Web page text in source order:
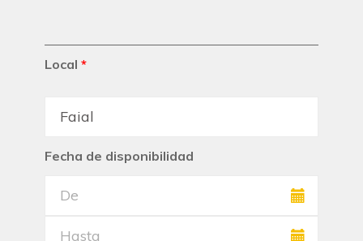
Local *
Fecha de disponibilidad